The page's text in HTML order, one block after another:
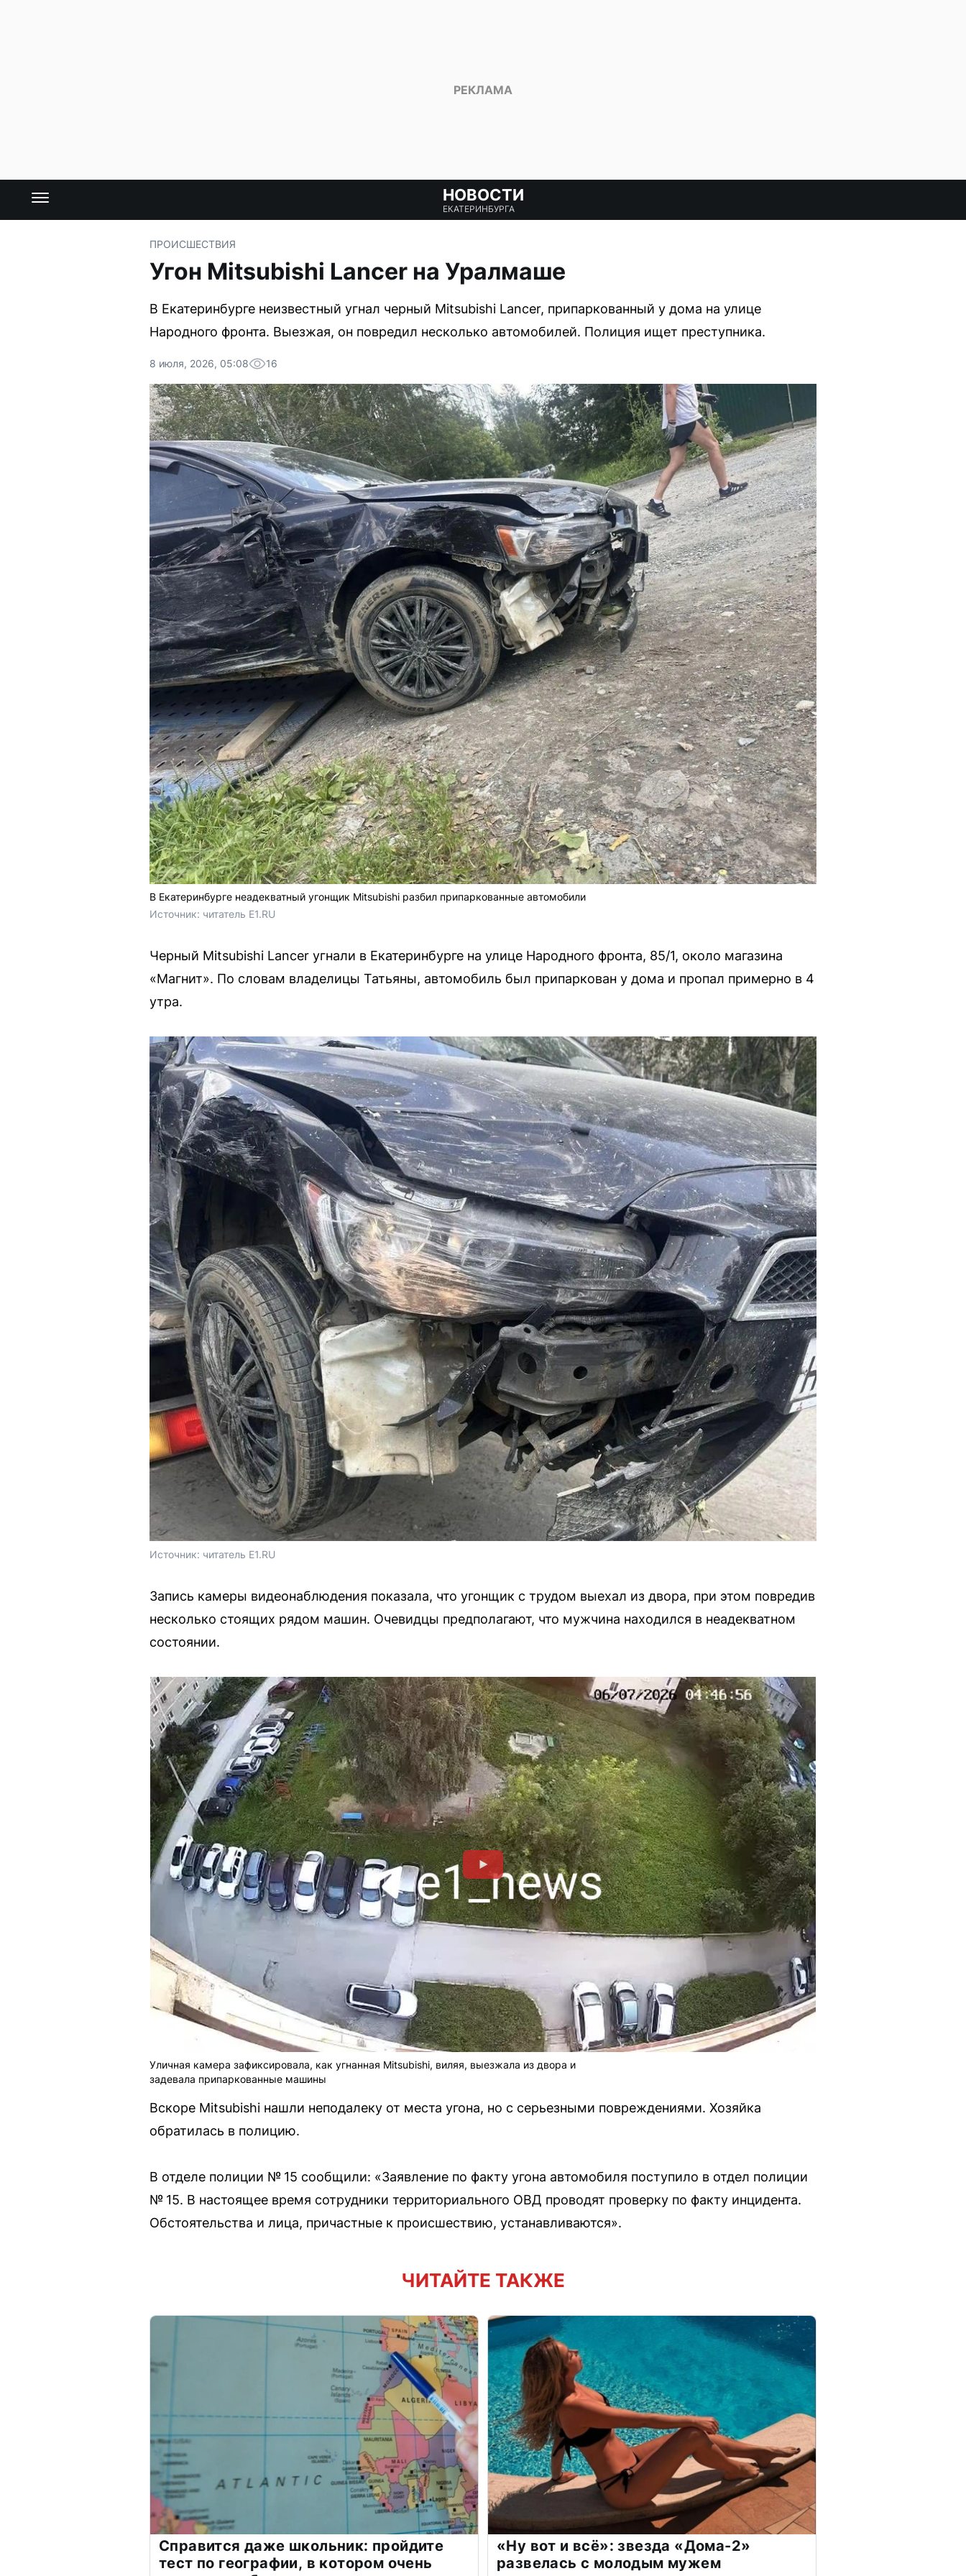
НОВОСТИ
ЕКАТЕРИНБУРГА
ПРОИСШЕСТВИЯ
Угон Mitsubishi Lancer на Уралмаше
В Екатеринбурге неизвестный угнал черный Mitsubishi Lancer, припаркованный у дома на улице
Народного фронта. Выезжая, он повредил несколько автомобилей. Полиция ищет преступника.
8 июля, 2026, 05:08 16
В Екатеринбурге неадекватный угонщик Mitsubishi разбил припаркованные автомобили
Источник: читатель E1.RU
Черный Mitsubishi Lancer угнали в Екатеринбурге на улице Народного фронта, 85/1, около магазина
«Магнит». По словам владелицы Татьяны, автомобиль был припаркован у дома и пропал примерно в 4
утра.
Источник: читатель E1.RU
Запись камеры видеонаблюдения показала, что угонщик с трудом выехал из двора, при этом повредив
несколько стоящих рядом машин. Очевидцы предполагают, что мужчина находился в неадекватном
состоянии.
Уличная камера зафиксировала, как угнанная Mitsubishi, виляя, выезжала из двора и
задевала припаркованные машины
Вскоре Mitsubishi нашли неподалеку от места угона, но с серьезными повреждениями. Хозяйка
обратилась в полицию.
В отделе полиции № 15 сообщили: «Заявление по факту угона автомобиля поступило в отдел полиции
№ 15. В настоящее время сотрудники территориального ОВД проводят проверку по факту инцидента.
Обстоятельства и лица, причастные к происшествию, устанавливаются».
ЧИТАЙТЕ ТАКЖЕ
Справится даже школьник: пройдите
тест по географии, в котором очень
«Ну вот и всё»: звезда «Дома-2»
развелась с молодым мужем